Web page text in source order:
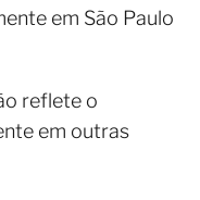
em São Paulo
reflete o
em outras